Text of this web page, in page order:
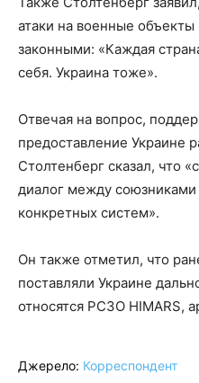
атаки на военные
законными: «Каждая
себя. Украина тоже».
Отвечая на вопрос,
предоставление Украине
Столтенберг сказал, что
диалог между союзниками
конкретных систем».
Он также отметил, что
поставляли Украине
относятся РСЗО HIMARS,
Джерело: Корреспондент